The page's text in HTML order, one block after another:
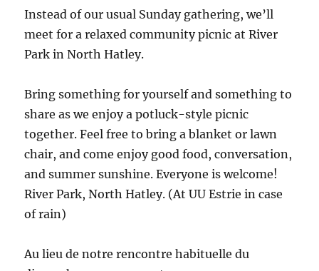
Instead of our usual Sunday gathering, we’ll
meet for a relaxed community picnic at River
Park in North Hatley.
Bring something for yourself and something to
share as we enjoy a potluck-style picnic
together. Feel free to bring a blanket or lawn
chair, and come enjoy good food, conversation,
and summer sunshine. Everyone is welcome!
River Park, North Hatley. (At UU Estrie in case
of rain)
Au lieu de notre rencontre habituelle du